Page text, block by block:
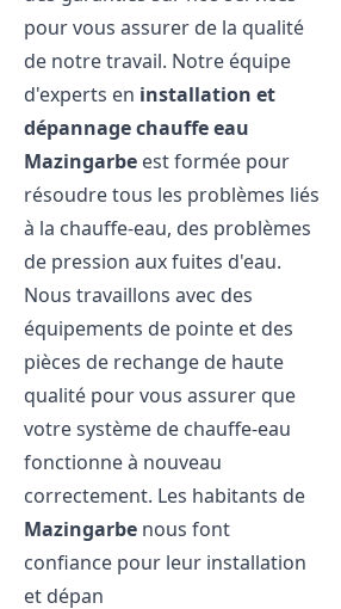
pour vous assurer de la qualité
de notre travail. Notre équipe
d'experts en installation et
dépannage chauffe eau
Mazingarbe est formée pour
résoudre tous les problèmes liés
à la chauffe-eau, des problèmes
de pression aux fuites d'eau.
Nous travaillons avec des
équipements de pointe et des
pièces de rechange de haute
qualité pour vous assurer que
votre système de chauffe-eau
fonctionne à nouveau
correctement. Les habitants de
Mazingarbe nous font
confiance pour leur installation
et dépan